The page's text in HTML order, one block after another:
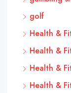
golf
Health &
Health &
Health &
Health &